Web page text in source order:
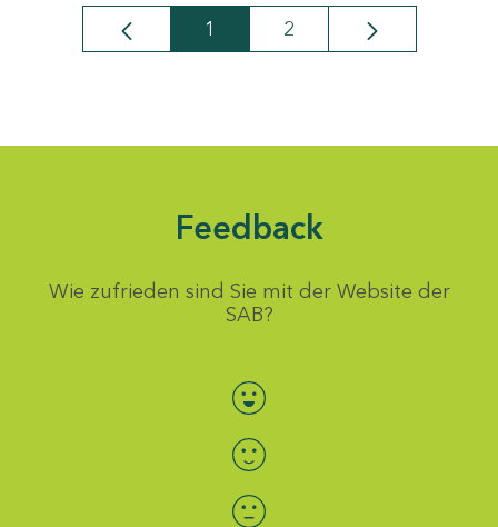
Seite
1 Seite
2
Feedback
Wie zufrieden sind Sie mit der Website der
SAB?
Bewertung auswählen